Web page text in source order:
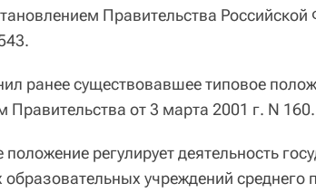
Правительства
ранее существовавшее типовое
Правительства от 3 марта 2001 г. N 160.
регулирует деятельность
учреждений среднего